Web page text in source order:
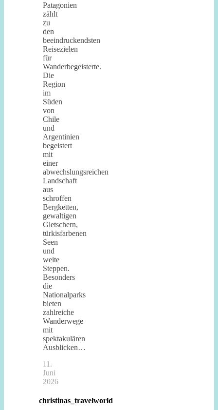
Patagonien
zählt
zu
den
beeindruckendsten
Reisezielen
für
Wanderbegeisterte.
Die
Region
im
Süden
von
Chile
und
Argentinien
begeistert
mit
einer
abwechslungsreichen
Landschaft
aus
schroffen
Bergketten,
gewaltigen
Gletschern,
türkisfarbenen
Seen
und
weite
Steppen.
Besonders
die
Nationalparks
bieten
zahlreiche
Wanderwege
mit
spektakulären
Ausblicken…
11.
Juni
2026
christinas_travelworld